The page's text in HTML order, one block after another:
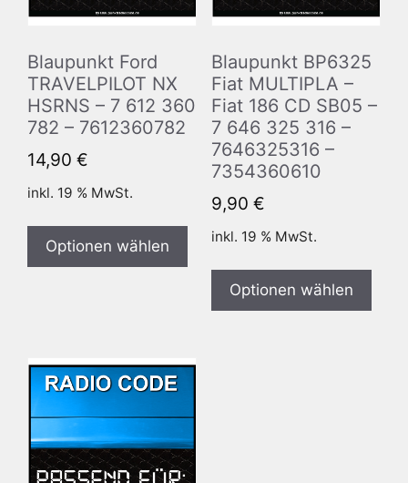
Blaupunkt Ford
TRAVELPILOT NX
HSRNS – 7 612 360
782 – 7612360782
14,90 €
inkl. 19 % MwSt.
Optionen wählen
Blaupunkt BP6325
Fiat MULTIPLA –
Fiat 186 CD SB05 –
7 646 325 316 –
7646325316 –
7354360610
9,90 €
inkl. 19 % MwSt.
Optionen wählen